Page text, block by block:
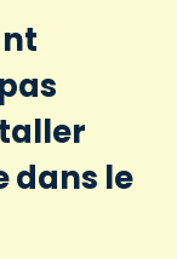
dans le